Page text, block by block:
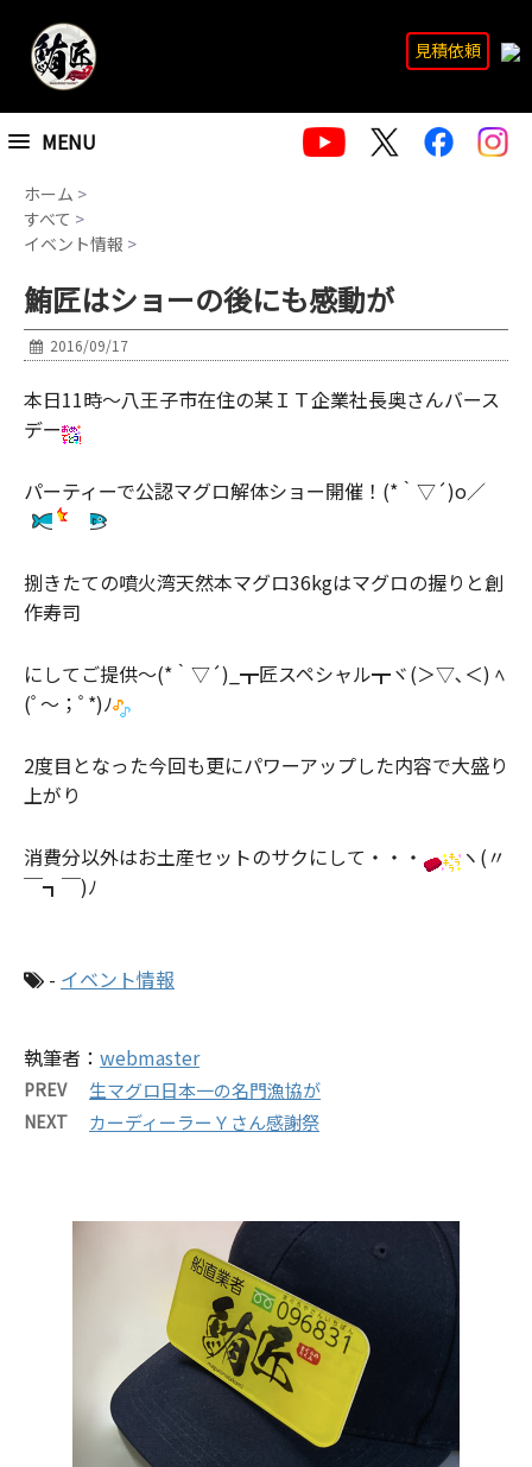
MENU
見積依頼
ホーム >
すべて >
イベント情報 >
鮪匠はショーの後にも感動が
2016/09/17
本日11時～八王子市在住の某ＩＴ企業社長奥さんバース
デー
パーティーで公認マグロ解体ショー開催！(*｀▽´)o／
捌きたての噴火湾天然本マグロ36kgはマグロの握りと創
作寿司
にしてご提供～(*｀▽´)_┳匠スペシャル┳ヾ(＞▽､＜) ﾍ
(ﾟ～；ﾟ*)ﾉ
2度目となった今回も更にパワーアップした内容で大盛り
上がり
消費分以外はお土産セットのサクにして・・・
ヽ(〃
￣┓￣)ﾉ
- イベント情報
執筆者： webmaster
PREV 生マグロ日本一の名門漁協が
NEXT カーディーラーＹさん感謝祭